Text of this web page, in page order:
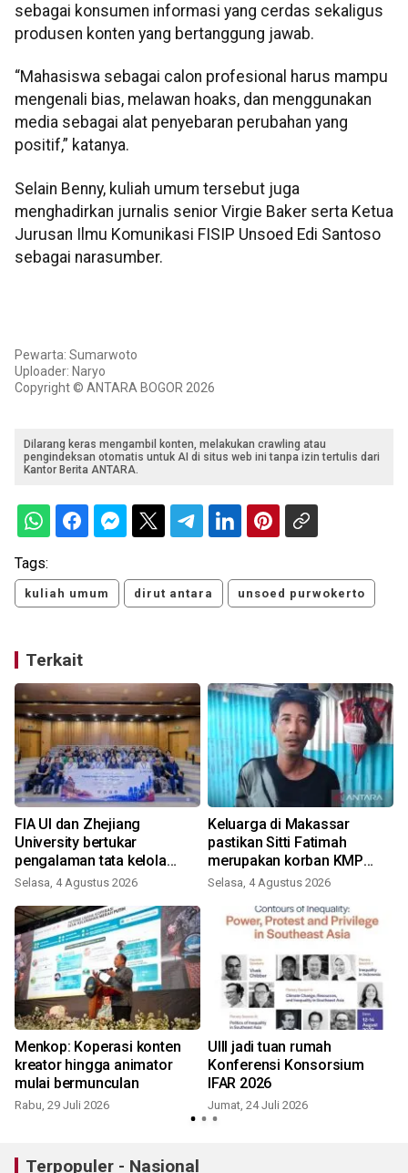
sebagai konsumen informasi yang cerdas sekaligus
produsen konten yang bertanggung jawab.
“Mahasiswa sebagai calon profesional harus mampu
mengenali bias, melawan hoaks, dan menggunakan
media sebagai alat penyebaran perubahan yang
positif,” katanya.
Selain Benny, kuliah umum tersebut juga
menghadirkan jurnalis senior Virgie Baker serta Ketua
Jurusan Ilmu Komunikasi FISIP Unsoed Edi Santoso
sebagai narasumber.
Pewarta: Sumarwoto
Uploader: Naryo
Copyright © ANTARA BOGOR 2026
Dilarang keras mengambil konten, melakukan crawling atau
pengindeksan otomatis untuk AI di situs web ini tanpa izin tertulis dari
Kantor Berita ANTARA.
Tags:
kuliah umum dirut antara unsoed purwokerto
Terkait
FIA UI dan Zhejiang
University bertukar
pengalaman tata kelola
kampus
Selasa, 4 Agustus 2026
Keluarga di Makassar
pastikan Sitti Fatimah
merupakan korban KMP
Mutiara Sentosa II
Selasa, 4 Agustus 2026
Menkop: Koperasi konten
kreator hingga animator
mulai bermunculan
Rabu, 29 Juli 2026
UIII jadi tuan rumah
Konferensi Konsorsium
IFAR 2026
Jumat, 24 Juli 2026
Terpopuler - Nasional